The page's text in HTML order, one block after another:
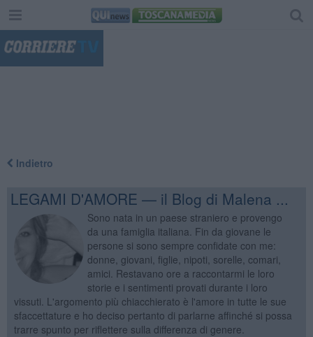
Indietro
LEGAMI D'AMORE — il Blog di Malena ...
Sono nata in un paese straniero e provengo
da una famiglia italiana. Fin da giovane le
persone si sono sempre confidate con me:
donne, giovani, figlie, nipoti, sorelle, comari,
amici. Restavano ore a raccontarmi le loro
storie e i sentimenti provati durante i loro
vissuti. L'argomento più chiacchierato è l'amore in tutte le sue
sfaccettature e ho deciso pertanto di parlarne affinché si possa
trarre spunto per riflettere sulla differenza di genere.